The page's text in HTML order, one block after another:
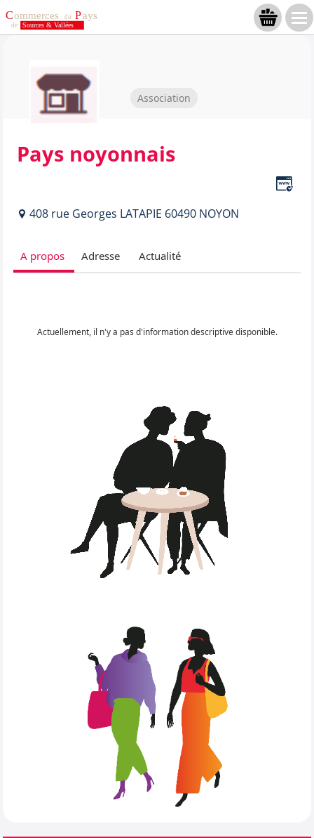
Association
Pays noyonnais
408 rue Georges LATAPIE 60490 NOYON
A propos Adresse Actualité
Actuellement, il n'y a pas d'information descriptive disponible.